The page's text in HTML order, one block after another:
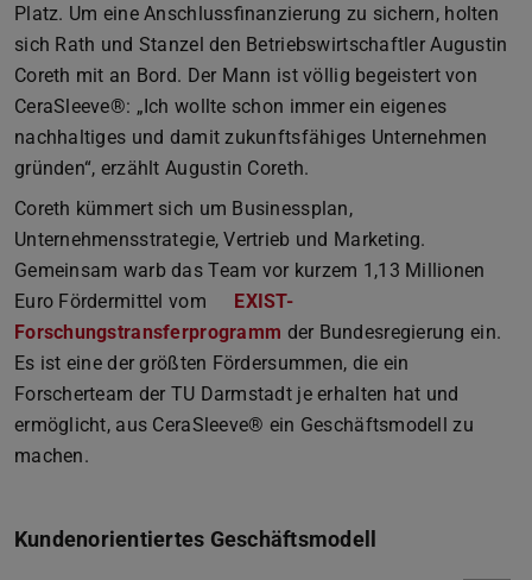
Platz. Um eine Anschlussfinanzierung zu sichern, holten
sich Rath und Stanzel den Betriebswirtschaftler Augustin
Coreth mit an Bord. Der Mann ist völlig begeistert von
CeraSleeve®: „Ich wollte schon immer ein eigenes
nachhaltiges und damit zukunftsfähiges Unternehmen
gründen“, erzählt Augustin Coreth.
Coreth kümmert sich um Businessplan,
Unternehmensstrategie, Vertrieb und Marketing.
Gemeinsam warb das Team vor kurzem 1,13 Millionen
Euro Fördermittel vom
EXIST-
Forschungstransferprogramm der Bundesregierung ein.
Es ist eine der größten Fördersummen, die ein
Forscherteam der TU Darmstadt je erhalten hat und
ermöglicht, aus CeraSleeve® ein Geschäftsmodell zu
machen.
Kundenorientiertes Geschäftsmodell